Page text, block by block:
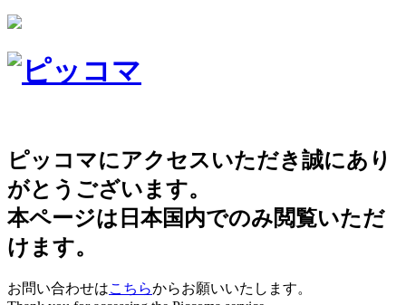
ピッコマにアクセスいただき誠にあり
がとうございます。
本ページは日本国内でのみ閲覧いただ
けます。
お問い合わせはこちらからお願いいたします。